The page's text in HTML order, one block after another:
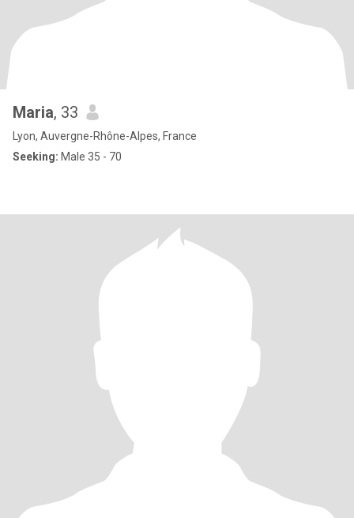
Maria, 33
Lyon, Auvergne-Rhône-Alpes, France
Seeking: Male 35 - 70